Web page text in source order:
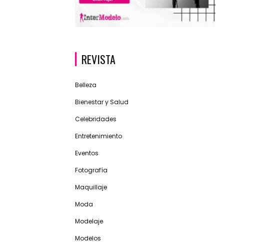
REVISTA
Belleza
Bienestar y Salud
Celebridades
Entretenimiento
Eventos
Fotografía
Maquillaje
Moda
Modelaje
Modelos